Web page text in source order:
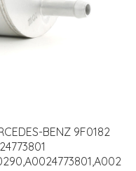
BENZ 9F0182